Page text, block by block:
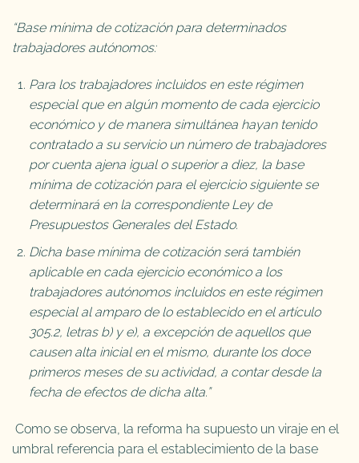
“Base mínima de cotización para determinados
trabajadores autónomos:
Para los trabajadores incluidos en este régimen
especial que en algún momento de cada ejercicio
económico y de manera simultánea hayan tenido
contratado a su servicio un número de trabajadores
por cuenta ajena igual o superior a diez, la base
mínima de cotización para el ejercicio siguiente se
determinará en la correspondiente Ley de
Presupuestos Generales del Estado.
Dicha base mínima de cotización será también
aplicable en cada ejercicio económico a los
trabajadores autónomos incluidos en este régimen
especial al amparo de lo establecido en el artículo
305.2, letras b) y e), a excepción de aquellos que
causen alta inicial en el mismo, durante los doce
primeros meses de su actividad, a contar desde la
fecha de efectos de dicha alta.”
Como se observa, la reforma ha supuesto un viraje en el
umbral referencia para el establecimiento de la base